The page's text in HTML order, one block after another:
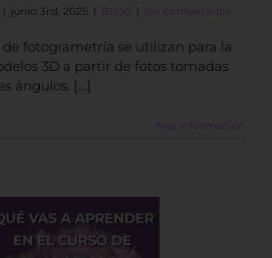
| junio 3rd, 2025 | BLOG | Sin comentarios
de fotogrametría se utilizan para la
3D a partir de fotos tomadas
ángulos. […]
Más información